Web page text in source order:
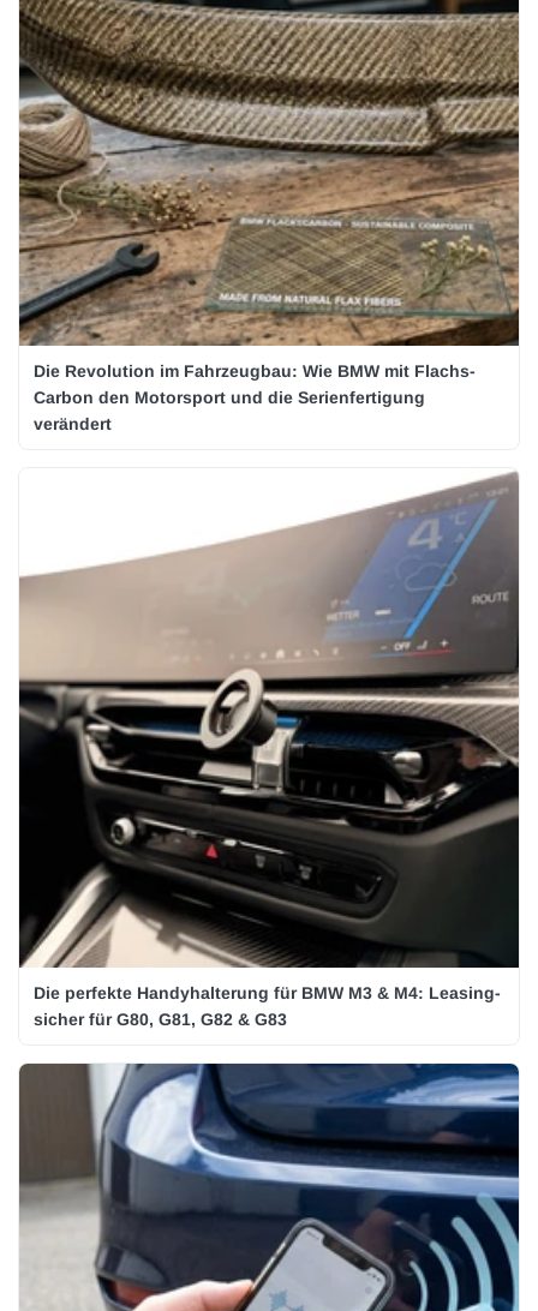
Die Revolution im Fahrzeugbau: Wie BMW mit Flachs-
Carbon den Motorsport und die Serienfertigung
verändert
Die perfekte Handyhalterung für BMW M3 & M4: Leasing-
sicher für G80, G81, G82 & G83